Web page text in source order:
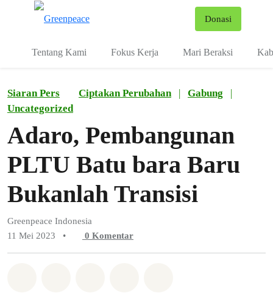
Donasi
Tentang Kami Fokus Kerja Mari Beraksi
Siaran Pers Ciptakan Perubahan | Gabung
|
Uncategorized
Adaro, Pembangunan
PLTU Batu bara Baru
Bukanlah Transisi
Greenpeace Indonesia
11 Mei 2023
• 0 Komentar